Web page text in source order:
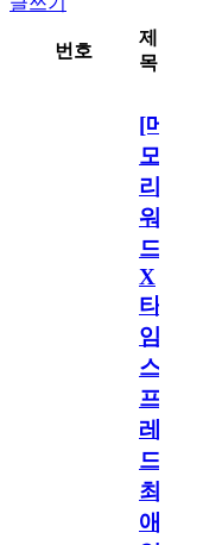
번호
제
목
[메
모
리
워
드
X
타
임
스
프
레
드]
최
애